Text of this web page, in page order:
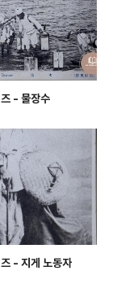
- 물장수
- 지게 노동자